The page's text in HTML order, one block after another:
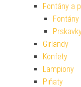
Fontány a
Fontány
Girlandy
Konfety
Lampiony
Piňaty